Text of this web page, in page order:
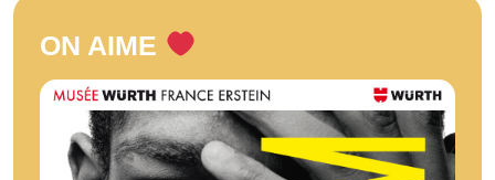
ON AIME